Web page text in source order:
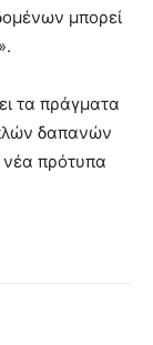
μπορεί
τα πράγματα
δαπανών
νέα πρότυπα